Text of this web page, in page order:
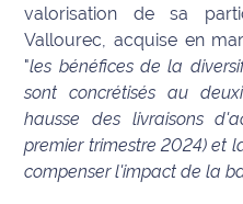
Justice
Loisirs
Politique
valorisation de sa
Vallourec, acquise en
"les bénéfices de la
sont concrétisés au
hausse des livraisons
premier trimestre 2024) et
compenser l'impact de la